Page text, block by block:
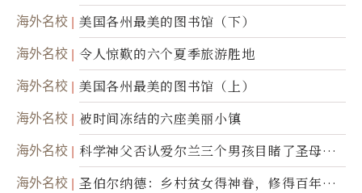
50周年
海外名校 美国各州最美的图书馆（下）
海外名校 令人惊歎的六个夏季旅游胜地
海外名校 美国各州最美的图书馆（上）
海外名校 被时间冻结的六座美丽小镇
海外名校
科学神父否认爱尔兰三个男孩目睹了圣母显
灵
海外名校
圣伯尔纳德：乡村贫女得神眷，修得百年不